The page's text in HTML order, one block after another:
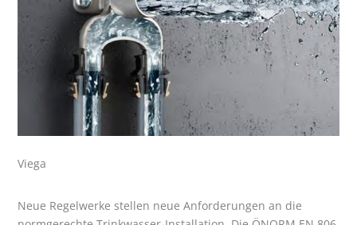
Viega
Neue Regelwerke stellen neue Anforderungen an die